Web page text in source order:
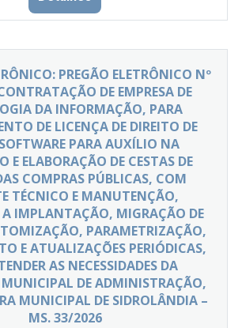
PREGÃO ELETRÔNICO Nº
DE EMPRESA DE
DA INFORMAÇÃO, PARA
DE LICENÇA DE DIREITO DE
PARA AUXÍLIO NA
E ELABORAÇÃO DE CESTAS DE
COMPRAS PÚBLICAS, COM
TÉCNICO E MANUTENÇÃO,
IMPLANTAÇÃO, MIGRAÇÃO DE
PARAMETRIZAÇÃO,
E ATUALIZAÇÕES PERIÓDICAS,
AS NECESSIDADES DA
MUNICIPAL DE ADMINISTRAÇÃO,
MUNICIPAL DE SIDROLÂNDIA –
MS. 33/2026